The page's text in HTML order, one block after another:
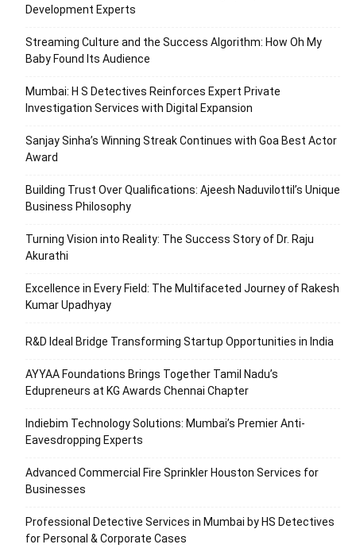
Development Experts
Streaming Culture and the Success Algorithm: How Oh My
Baby Found Its Audience
Mumbai: H S Detectives Reinforces Expert Private
Investigation Services with Digital Expansion
Sanjay Sinha’s Winning Streak Continues with Goa Best Actor
Award
Building Trust Over Qualifications: Ajeesh Naduvilottil’s Unique
Business Philosophy
Turning Vision into Reality: The Success Story of Dr. Raju
Akurathi
Excellence in Every Field: The Multifaceted Journey of Rakesh
Kumar Upadhyay
R&D Ideal Bridge Transforming Startup Opportunities in India
AYYAA Foundations Brings Together Tamil Nadu’s
Edupreneurs at KG Awards Chennai Chapter
Indiebim Technology Solutions: Mumbai’s Premier Anti-
Eavesdropping Experts
Advanced Commercial Fire Sprinkler Houston Services for
Businesses
Professional Detective Services in Mumbai by HS Detectives
for Personal & Corporate Cases